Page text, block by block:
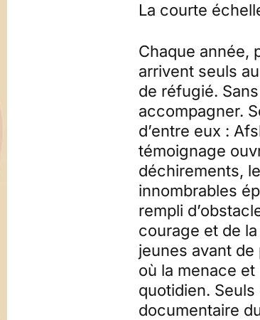
La courte
Chaque année,
arrivent seuls
de réfugié.
accompagner.
d’entre eux :
témoignage
déchirements,
innombrables
rempli
courage et de
jeunes avant
où la menace
quotidien.
documentaire